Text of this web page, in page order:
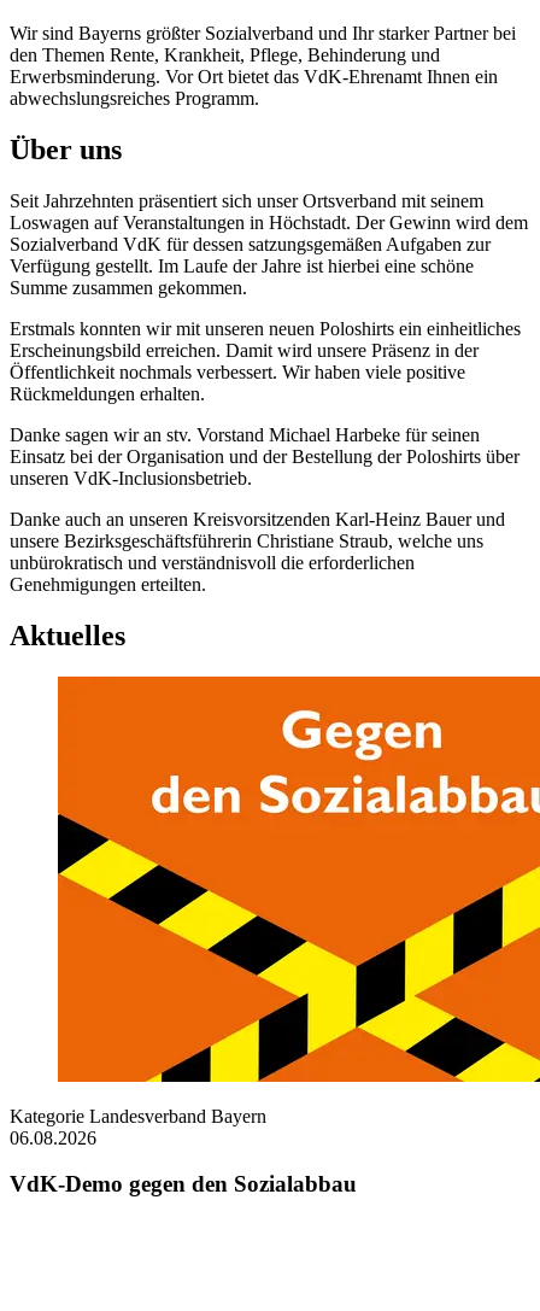
Wir sind Bayerns größter Sozialverband und Ihr starker Partner bei
den Themen Rente, Krankheit, Pflege, Behinderung und
Erwerbsminderung. Vor Ort bietet das VdK-Ehrenamt Ihnen ein
abwechslungsreiches Programm.
Über uns
Seit Jahrzehnten präsentiert sich unser Ortsverband mit seinem
Loswagen auf Veranstaltungen in Höchstadt. Der Gewinn wird dem
Sozialverband VdK für dessen satzungsgemäßen Aufgaben zur
Verfügung gestellt. Im Laufe der Jahre ist hierbei eine schöne
Summe zusammen gekommen.
Erstmals konnten wir mit unseren neuen Poloshirts ein einheitliches
Erscheinungsbild erreichen. Damit wird unsere Präsenz in der
Öffentlichkeit nochmals verbessert. Wir haben viele positive
Rückmeldungen erhalten.
Danke sagen wir an stv. Vorstand Michael Harbeke für seinen
Einsatz bei der Organisation und der Bestellung der Poloshirts über
unseren VdK-Inclusionsbetrieb.
Danke auch an unseren Kreisvorsitzenden Karl-Heinz Bauer und
unsere Bezirksgeschäftsführerin Christiane Straub, welche uns
unbürokratisch und verständnisvoll die erforderlichen
Genehmigungen erteilten.
Aktuelles
Kategorie Landesverband Bayern
06.08.2026
VdK-Demo gegen den Sozialabbau